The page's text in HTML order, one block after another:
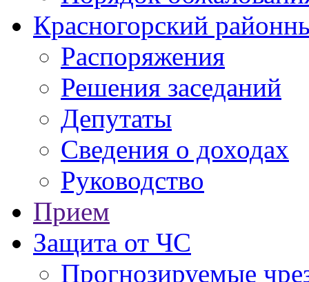
Красногорский
Распоряжения
Решения заседаний
Депутаты
Сведения о доходах
Руководство
Прием
Защита от ЧС
Прогнозируемые